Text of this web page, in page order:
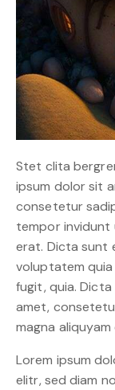
Stet clita
ipsum dolor sit
consetetur
tempor invidunt
erat. Dicta sunt
voluptatem
fugit, quia.
amet,
magna aliquyam
Lorem ipsum
elitr, sed diam